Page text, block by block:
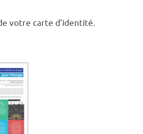
votre carte d’identité.